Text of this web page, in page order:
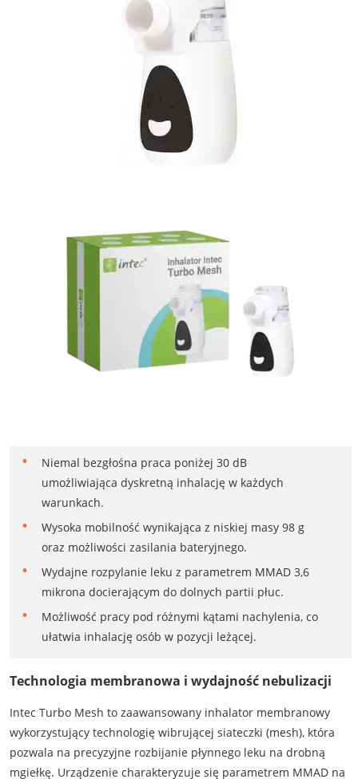
Niemal bezgłośna praca poniżej 30 dB
umożliwiająca dyskretną inhalację w każdych
warunkach.
Wysoka mobilność wynikająca z niskiej masy 98 g
oraz możliwości zasilania bateryjnego.
Wydajne rozpylanie leku z parametrem MMAD 3,6
mikrona docierającym do dolnych partii płuc.
Możliwość pracy pod różnymi kątami nachylenia, co
ułatwia inhalację osób w pozycji leżącej.
Technologia membranowa i wydajność nebulizacji
Intec Turbo Mesh to zaawansowany inhalator membranowy
wykorzystujący technologię wibrującej siateczki (mesh), która
pozwala na precyzyjne rozbijanie płynnego leku na drobną
mgiełkę. Urządzenie charakteryzuje się parametrem MMAD na